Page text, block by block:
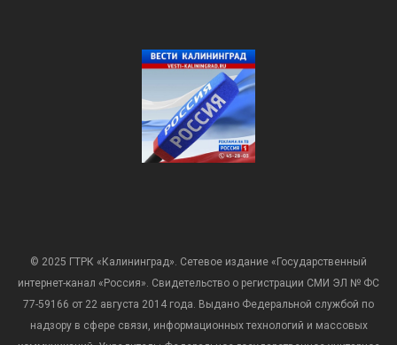
© 2025 ГТРК «Калининград». Сетевое издание «Государственный
интернет-канал «Россия». Свидетельство о регистрации СМИ ЭЛ № ФС
77-59166 от 22 августа 2014 года. Выдано Федеральной службой по
надзору в сфере связи, информационных технологий и массовых